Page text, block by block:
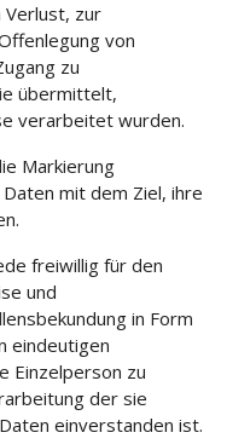
Verlust, zur
von
zu
übermittelt,
verarbeitet wurden.
Markierung
mit dem Ziel, ihre
freiwillig für den
und
in Form
eindeutigen
Einzelperson zu
der sie
einverstanden ist.